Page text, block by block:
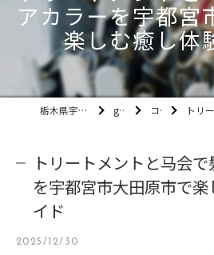
アカラーを宇都宮
楽しむ癒し体
栃木県宇都宮市の美容室ult gallery コラム トリートメン
トリートメントと马会
を宇都宮市大田原市で楽
イド
2025/12/30